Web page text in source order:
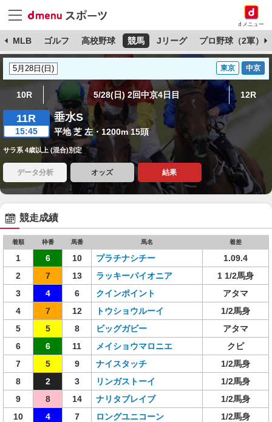
dメニュー
MLB ゴルフ 高校野球 競馬 Jリーグ プロ野球（2軍）
東京 中京
10R 5/28(日) 2回中京4日目 12R
11R
15:45
垂水S
平地 芝 左・1200m 15頭
サラ系 4歳以上 (混合)別定
データ分析 オッズ 結果
競走成績
着順 枠番 馬番 馬名 着差
1 6 10 プラチナシチー
1.09.4
2
7 13 ラッキーパイオニア
1 1/2馬身
3
4 6 クインポイント
アタマ
4
7 12 トウショウルーイ
1/2馬身
5
5 8 ビッグガビー
アタマ
6
6 11 メイショウマロニエ
クビ
7
5 9 ナイスタッチ
1/2馬身
8
2 3 リンガストーイ
1/2馬身
9
8 14 ナリタブレイブ
1/2馬身
10
4 7 ロングユニコーン
1/2馬身